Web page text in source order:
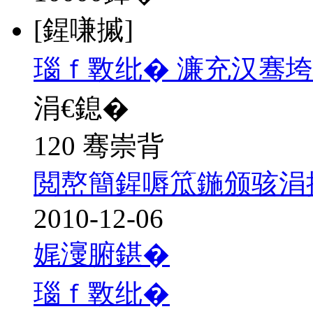
[鍟嗛摵]
瑙ｆ斁纰� 濂充汉骞
涓€鎴�
120 骞崇背
閲嶅簡鍟嗕笟鍦颁骇
2010-12-06
娓濅腑鍖�
瑙ｆ斁纰�